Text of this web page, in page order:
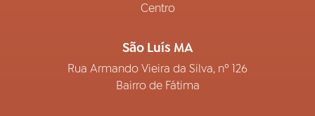
Centro
São Luís MA
Rua Armando Vieira da Silva, nº 126
Bairro de Fátima